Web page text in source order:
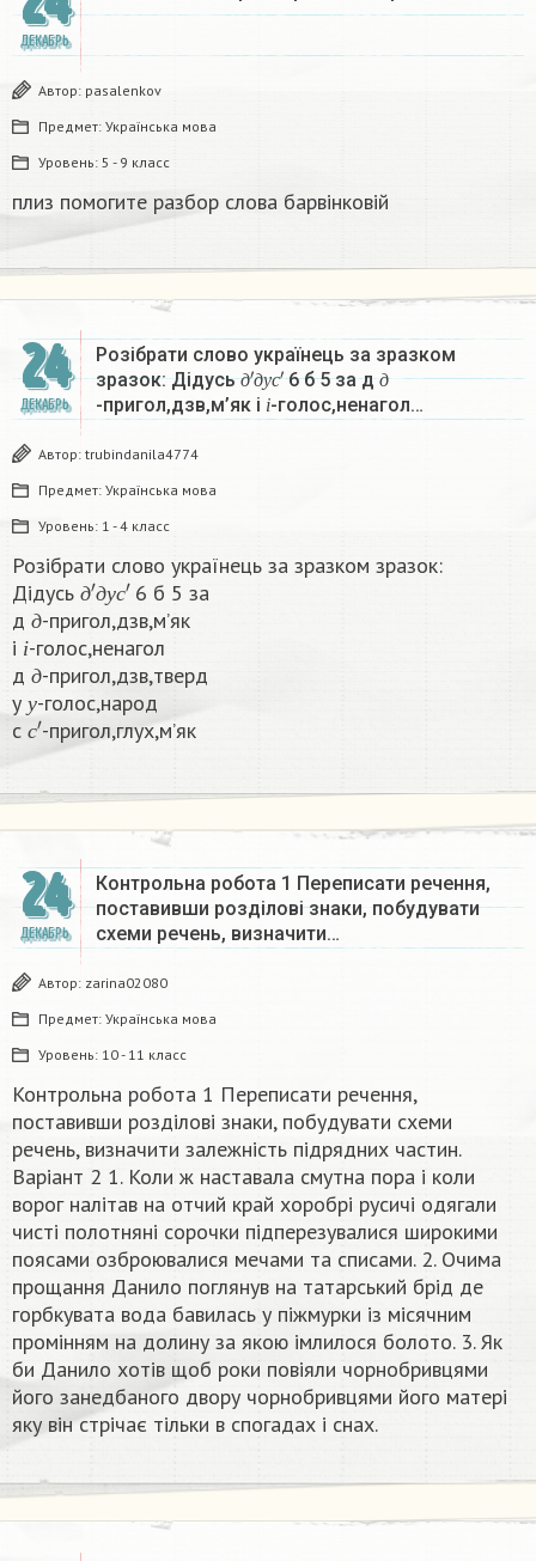
ДЕКАБРЬ
Автор: pasalenkov
Предмет: Українська мова
Уровень: 5 - 9 класс
плиз помогите разбор слова барвінковій
24
ДЕКАБРЬ
Розібрати слово українець за зразком
зразок: Дідусь д д ус
д′дус′
6 б 5 за дд
д
-пригол,дзв,м’як і
і
і-голос,ненагол…
Автор: trubindanila4774
Предмет: Українська мова
Уровень: 1 - 4 класс
Розібрати слово українець за зразком зразок:
Дідусь
д д у с
д′дус′
6 б 5 за
д
д
д-пригол,дзв,м’як
і
і
і-голос,ненагол
д
д
д-пригол,дзв,тверд
у
у
у-голос,народ
с
с
с′-пригол,глух,м’як​
24
ДЕКАБРЬ
Контрольна робота 1 Переписати речення,
поставивши розділові знаки, побудувати
схеми речень, визначити…
Автор: zarina02080
Предмет: Українська мова
Уровень: 10 - 11 класс
Контрольна робота 1 Переписати речення,
поставивши розділові знаки, побудувати схеми
речень, визначити залежність підрядних частин.
Варіант 2 1. Коли ж наставала смутна пора і коли
ворог налітав на отчий край хоробрі русичі одягали
чисті полотняні сорочки підперезувалися широкими
поясами озброювалися мечами та списами. 2. Очима
прощання Данило поглянув на татарський брід де
горбкувата вода бавилась у піжмурки із місячним
промінням на долину за якою імлилося болото. 3. Як
би Данило хотів щоб роки повіяли чорнобривцями
його занедбаного двору чорнобривцями його матері
яку він стрічає тільки в спогадах і снах.